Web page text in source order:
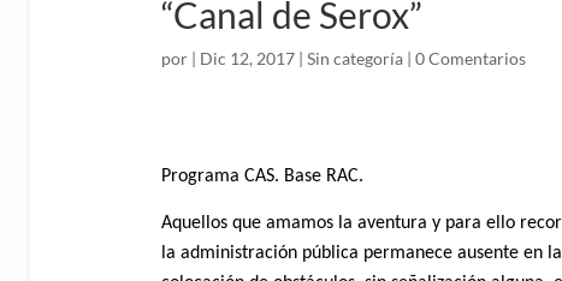
“Canal de Serox”
por | Dic 12, 2017| Sin categoría| 0 Comentarios
Programa CAS. Base RAC.
Aquellos que amamos la aventura y para ello
la administración pública permanece ausente en